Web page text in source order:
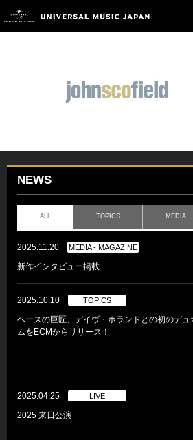
NEWS
ALL TOPICS MEDIA
2025.11.20 MEDIA - MAGAZINE
新作インタビュー掲載
2025.10.10 TOPICS
ベースの巨匠、デイヴ・ホランドとの初のデュ
ムをECMからリリース！
2025.04.25 LIVE
2025 来日公演